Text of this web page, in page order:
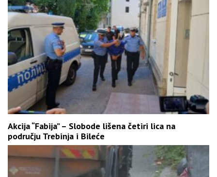
Akcija “Fabija” – Slobode lišena četiri lica na
području Trebinja i Bileće